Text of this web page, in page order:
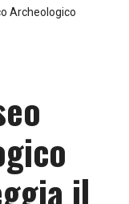
Archeologico
il